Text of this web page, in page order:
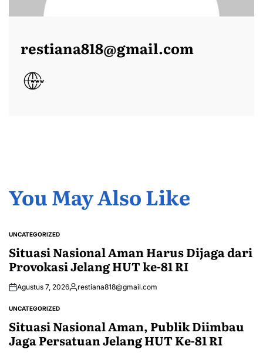
restiana818@gmail.com
You May Also Like
POSTED
IN
UNCATEGORIZED
Situasi Nasional Aman Harus Dijaga dari
Provokasi Jelang HUT ke-81 RI
Agustus 7, 2026Posted
restiana818@gmail.com
POSTED
IN
UNCATEGORIZED
Situasi Nasional Aman, Publik Diimbau
Jaga Persatuan Jelang HUT Ke-81 RI